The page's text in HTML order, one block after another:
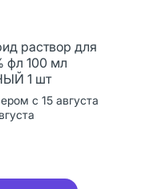
раствор для
фл 100 мл
1 шт
с 15 августа